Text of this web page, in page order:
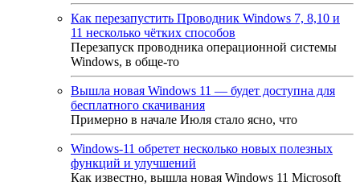
Как перезапустить Проводник Windows 7, 8,10 и
11 несколько чётких способов
Перезапуск проводника операционной системы
Windows, в обще-то
Вышла новая Windows 11 — будет доступна для
бесплатного скачивания
Примерно в начале Июля стало ясно, что
Windows-11 обретет несколько новых полезных
функций и улучшений
Как известно, вышла новая Windows 11 Microsoft